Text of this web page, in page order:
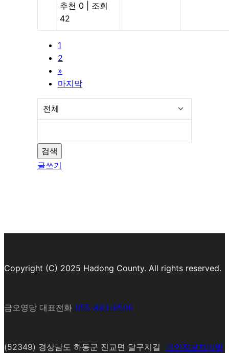
추천 0
조회
42
1
2
»
마지막
검색
글쓰기
Copyright (C) 2025 Hadong County. All rights reserved.
금오영당 대표전화 055-883-9508
(52349) 경상남도 하동군 진교면 달구지길
개인정보처리방